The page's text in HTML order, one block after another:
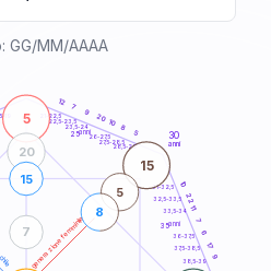
GG/MM/AAAA
generazione femminile
30
anni
19
21-22,5
22,5-23,5
23,5-24
26-27,5
27,5-28,5
28,5-29
31-32,5
32,5-33,5
33,5-34
36-37,5
37,5-38,5
38,5-39
12 7
9
20 10 8
5
10
22
11
7
6
17
9
5
15
20
15
7
5
8
25anni
35anni